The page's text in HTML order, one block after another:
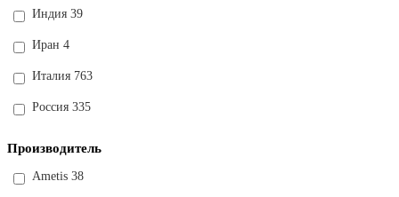
Индия 39
Иран 4
Италия 763
Россия 335
Производитель
Ametis 38